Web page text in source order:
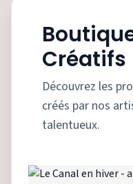
Créatifs
Découvrez les
créés par nos
talentueux.